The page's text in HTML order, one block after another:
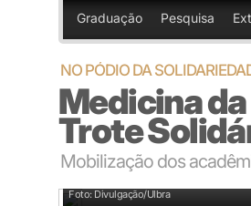
Graduação Pesquisa
NO PÓDIO DA
Medicina
Trote
Mobilização dos
Foto: Divulgação/Ulbra